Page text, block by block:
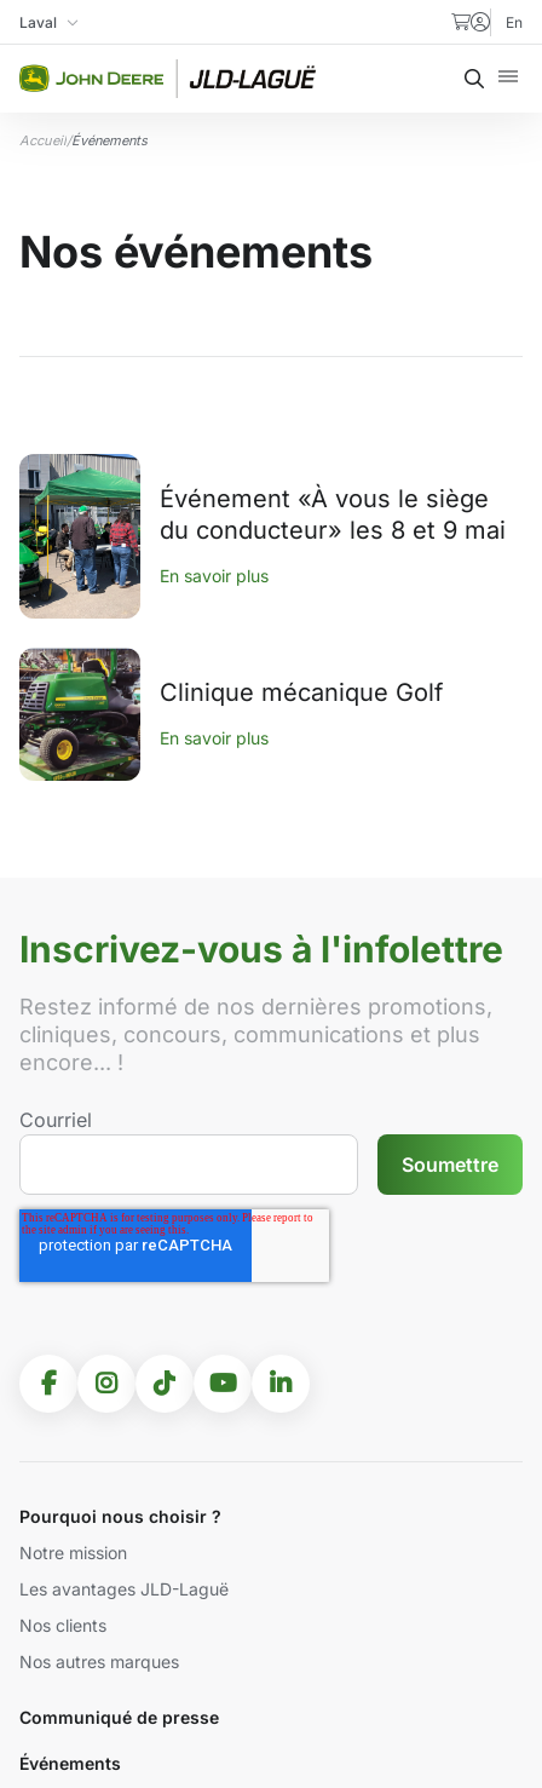
Aller au contenu
Ma succursale
Laval En
Accueil/Événements
Nos événements
Événement «À vous le siège
du conducteur» les 8 et 9 mai
En savoir plus
Clinique mécanique Golf
En savoir plus
Inscrivez-vous à l'infolettre
Restez informé de nos dernières promotions,
cliniques, concours, communications et plus
encore... !
Courriel
Pourquoi nous choisir ?
Notre mission
Les avantages JLD-Laguë
Nos clients
Nos autres marques
Communiqué de presse
Événements